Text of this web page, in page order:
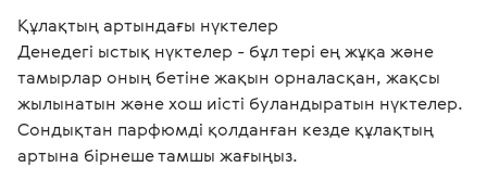
Құлақтың артындағы нүктелер
Денедегі ыстық нүктелер - бұл тері ең жұқа және
тамырлар оның бетіне жақын орналасқан, жақсы
жылынатын және хош иісті буландыратын нүктелер.
Сондықтан парфюмді қолданған кезде құлақтың
артына бірнеше тамшы жағыңыз.